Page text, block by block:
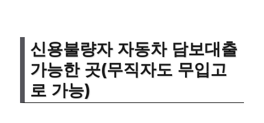
신용불량자 자동차 담보대출
가능한 곳(무직자도 무입고
로 가능)